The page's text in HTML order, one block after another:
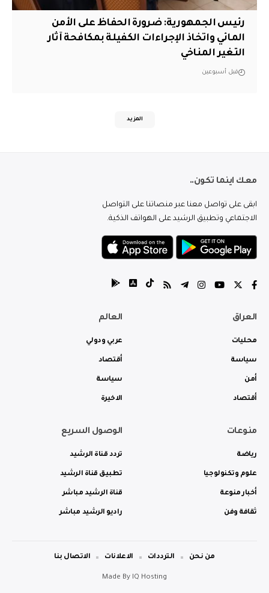
رئيس الجمهورية: ضرورة الحفاظ على الأمن
المائي واتخاذ الإجراءات الكفيلة بمكافحة آثار
التغير المناخي
قبل أسبوعين
المزيد
معك اينما تكون..
ابقى على تواصل معنا عبر منصاتنا على التواصل
الاجتماعي وتطبيق الرشيد على الهواتف الذكية.
العراق
محليات
سياسة
أمن
أقتصاد
العالم
عربي ودولي
أقتصاد
سياسة
الاخيرة
منوعات
رياضة
علوم وتكنولوجيا
أخبار منوعة
ثقافة وفن
الوصول السريع
تردد قناة الرشيد
تطبيق قناة الرشيد
قناة الرشيد مباشر
راديو الرشيد مباشر
Made By IQ Hosting
من نحن الترددات الاعلانات الاتصال بنا